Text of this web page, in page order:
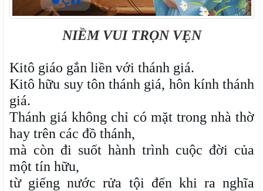
NIỀM VUI TRỌN VẸN
Kitô giáo gắn liền với thánh giá.
Kitô hữu suy tôn thánh giá, hôn kính thánh
giá.
Thánh giá không chỉ có mặt trong nhà thờ
hay trên các đồ thánh,
mà còn đi suốt hành trình cuộc đời của
một tín hữu,
từ giếng nước rửa tội đến khi ra nghĩa